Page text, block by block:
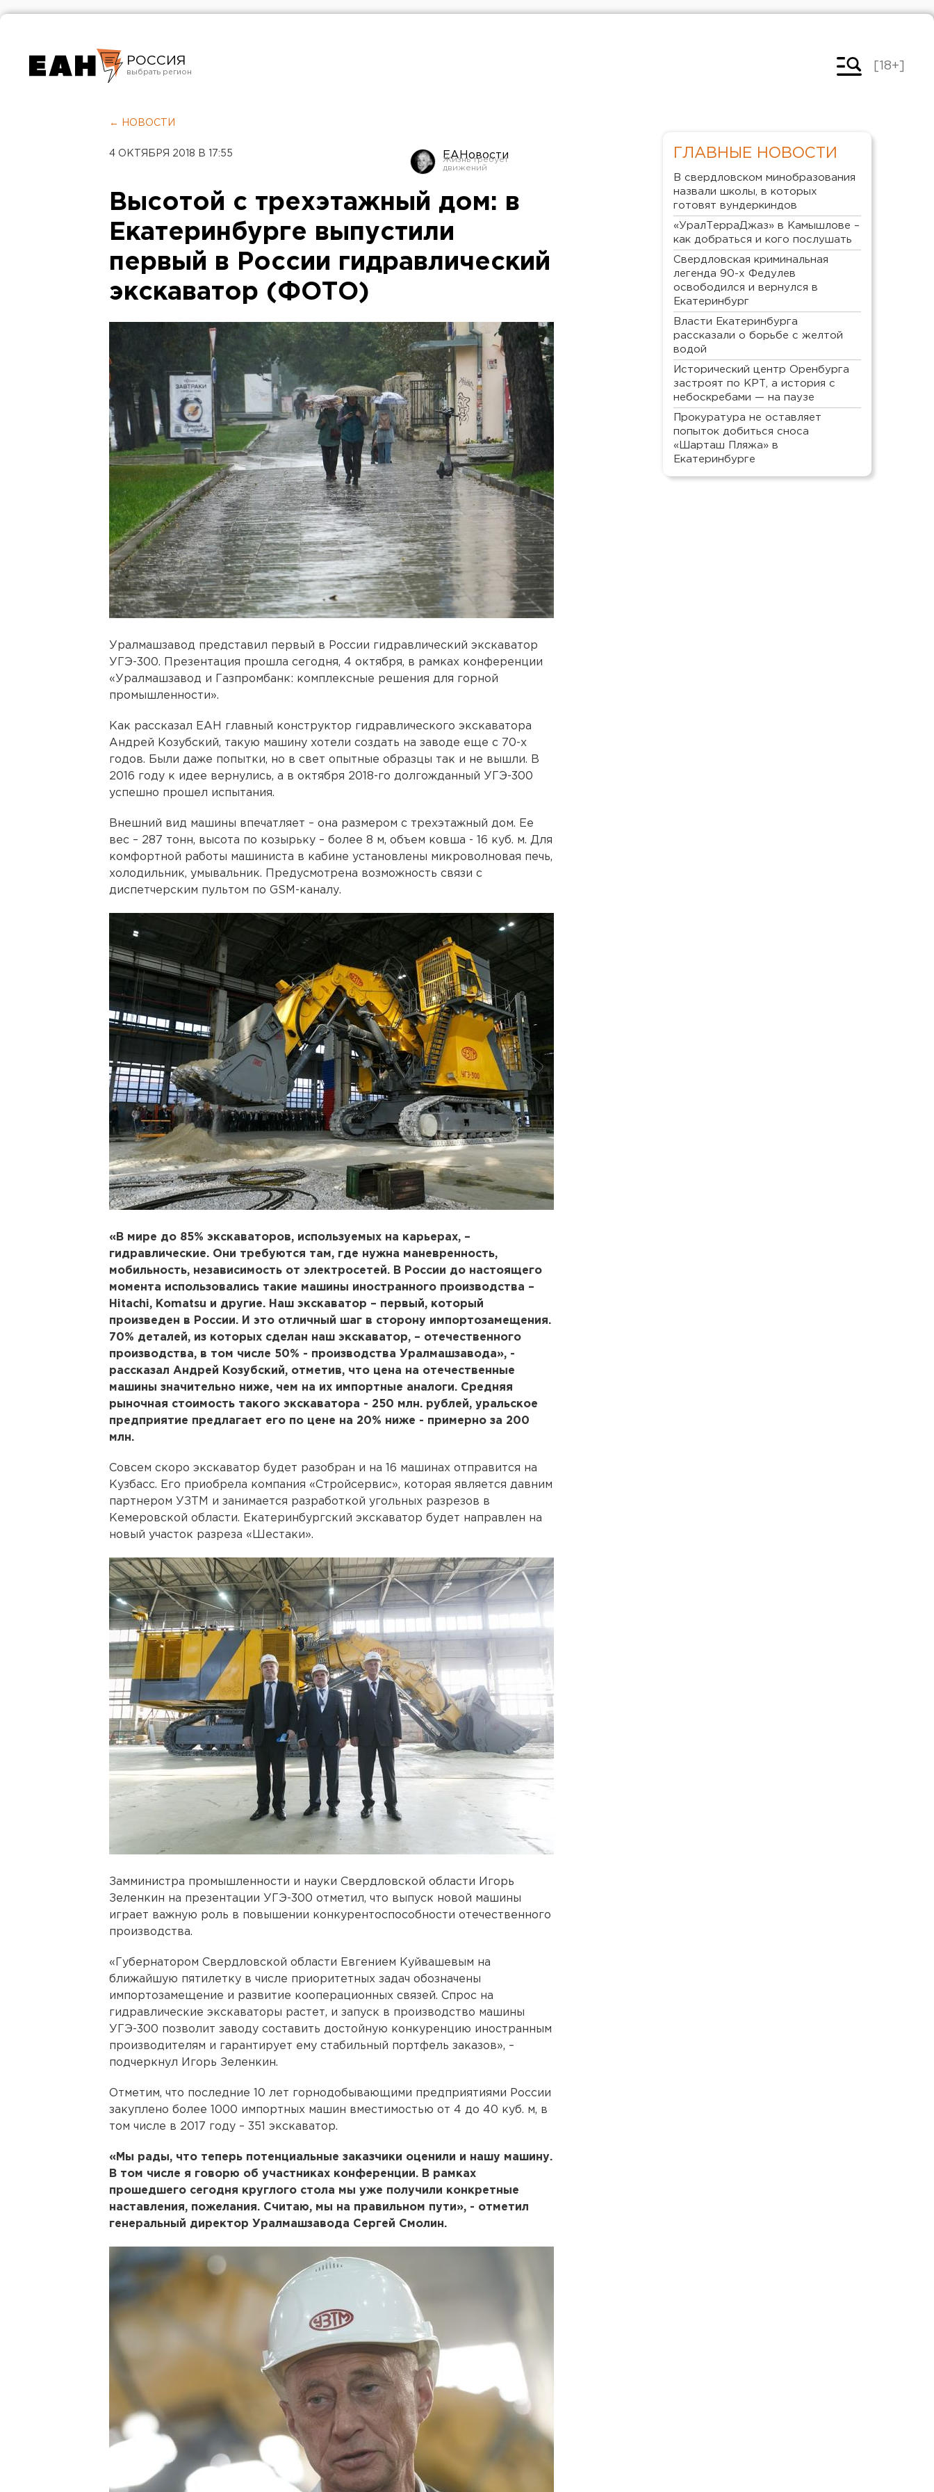
РОССИЯ
Челябинск
[18+]
← НОВОСТИ
4 ОКТЯБРЯ 2018 В 17:55 ЕАНовости
Высотой с трехэтажный дом: в
Екатеринбурге выпустили
первый в России гидравлический
экскаватор (ФОТО)
Уралмашзавод представил первый в России гидравлический экскаватор
УГЭ-300. Презентация прошла сегодня, 4 октября, в рамках конференции
«Уралмашзавод и Газпромбанк: комплексные решения для горной
промышленности».
Как рассказал ЕАН главный конструктор гидравлического экскаватора
Андрей Козубский, такую машину хотели создать на заводе еще с 70-х
годов. Были даже попытки, но в свет опытные образцы так и не вышли. В
2016 году к идее вернулись, а в октября 2018-го долгожданный УГЭ-300
успешно прошел испытания.
Внешний вид машины впечатляет – она размером с трехэтажный дом. Ее
вес – 287 тонн, высота по козырьку – более 8 м, объем ковша - 16 куб. м. Для
комфортной работы машиниста в кабине установлены микроволновая печь,
холодильник, умывальник. Предусмотрена возможность связи с
диспетчерским пультом по GSM-каналу.
«В мире до 85% экскаваторов, используемых на карьерах, –
гидравлические. Они требуются там, где нужна маневренность,
мобильность, независимость от электросетей. В России до настоящего
момента использовались такие машины иностранного производства –
Hitachi, Komatsu и другие. Наш экскаватор – первый, который
произведен в России. И это отличный шаг в сторону импортозамещения.
70% деталей, из которых сделан наш экскаватор, – отечественного
производства, в том числе 50% - производства Уралмашзавода», -
рассказал Андрей Козубский, отметив, что цена на отечественные
машины значительно ниже, чем на их импортные аналоги. Средняя
рыночная стоимость такого экскаватора - 250 млн. рублей, уральское
предприятие предлагает его по цене на 20% ниже - примерно за 200
млн.
Совсем скоро экскаватор будет разобран и на 16 машинах отправится на
Кузбасс. Его приобрела компания «Стройсервис», которая является давним
партнером УЗТМ и занимается разработкой угольных разрезов в
Кемеровской области. Екатеринбургский экскаватор будет направлен на
новый участок разреза «Шестаки».
Замминистра промышленности и науки Свердловской области Игорь
Зеленкин на презентации УГЭ-300 отметил, что выпуск новой машины
играет важную роль в повышении конкурентоспособности отечественного
производства.
«Губернатором Свердловской области Евгением Куйвашевым на
ближайшую пятилетку в числе приоритетных задач обозначены
импортозамещение и развитие кооперационных связей. Спрос на
гидравлические экскаваторы растет, и запуск в производство машины
УГЭ-300 позволит заводу составить достойную конкуренцию иностранным
производителям и гарантирует ему стабильный портфель заказов», –
подчеркнул Игорь Зеленкин.
Отметим, что последние 10 лет горнодобывающими предприятиями России
закуплено более 1000 импортных машин вместимостью от 4 до 40 куб. м, в
том числе в 2017 году – 351 экскаватор.
«Мы рады, что теперь потенциальные заказчики оценили и нашу машину.
В том числе я говорю об участниках конференции. В рамках
прошедшего сегодня круглого стола мы уже получили конкретные
наставления, пожелания. Считаю, мы на правильном пути», - отметил
генеральный директор Уралмашзавода Сергей Смолин.
ГЛАВНЫЕ НОВОСТИ
В свердловском минобразования
назвали школы, в которых
готовят вундеркиндов
«УралТерраДжаз» в Камышлове –
как добраться и кого послушать
Свердловская криминальная
легенда 90-х Федулев
освободился и вернулся в
Екатеринбург
Власти Екатеринбурга
рассказали о борьбе с желтой
водой
Исторический центр Оренбурга
застроят по КРТ, а история с
небоскребами — на паузе
Прокуратура не оставляет
попыток добиться сноса
«Шарташ Пляжа» в
Екатеринбурге